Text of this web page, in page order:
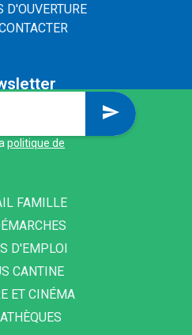
D'OUVERTURE
send
politique de
FAMILLE
D'EMPLOI
CANTINE
ET CINÉMA